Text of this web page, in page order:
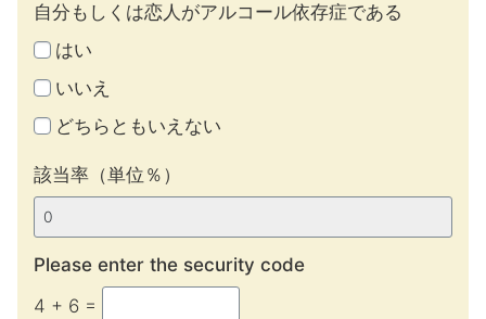
自分もしくは恋人がアルコール依存症である
はい
いいえ
どちらともいえない
該当率（単位％）
Please enter the security code
4 + 6 =